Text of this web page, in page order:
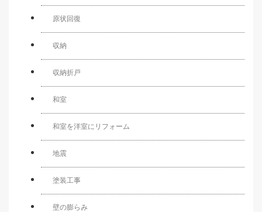
原状回復
収納
収納折戸
和室
和室を洋室にリフォーム
地震
塗装工事
壁の膨らみ